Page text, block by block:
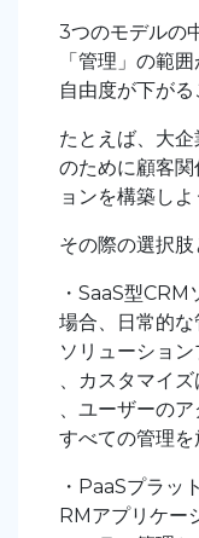
3つのモデルの
「管理」の範
自由度が下がる
たとえば、大
のために顧客
ョンを構築し
その際の選択肢
・SaaS型
場合、日常的
ソリューショ
、カスタマイ
、ユーザーの
すべての管理を
・PaaSプラッ
RMアプリケー